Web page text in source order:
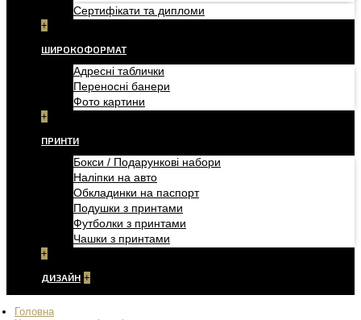
Сертифікати та дипломи
+
ШИРОКОФОРМАТ
Адресні таблички
Переносні банери
Фото картини
+
ПРИНТИ
Бокси / Подарункові набори
Наліпки на авто
Обкладинки на паспорт
Подушки з принтами
Футболки з принтами
Чашки з принтами
+
ДИЗАЙН +
Головна